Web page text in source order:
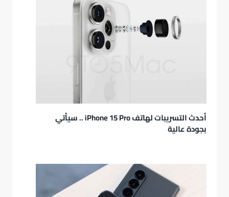
أحدث التسريبات لهاتف iPhone 15 Pro .. سيأتي
بجودة عالية